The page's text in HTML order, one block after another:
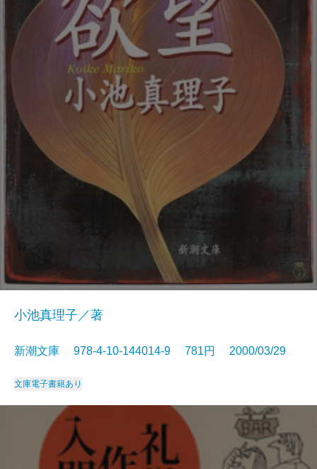
小池真理子／著
新潮文庫 978-4-10-144014-9 781円 2000/03/29
文庫電子書籍あり